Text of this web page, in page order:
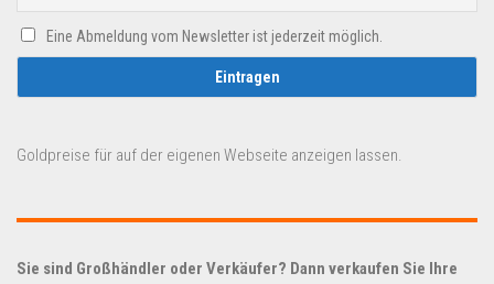
Eine Abmeldung vom Newsletter ist jederzeit möglich.
Goldpreise für auf der eigenen Webseite anzeigen lassen.
Sie sind Großhändler oder Verkäufer? Dann verkaufen Sie Ihre